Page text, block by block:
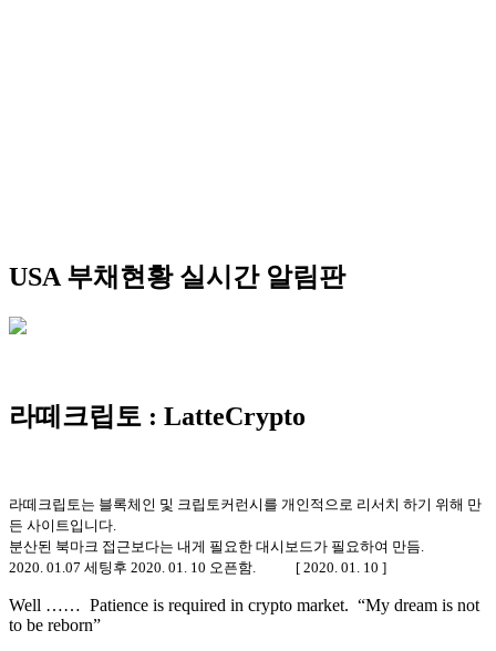
USA 부채현황 실시간 알림판
라떼크립토 : LatteCrypto
라떼크립토는 블록체인 및 크립토커런시를 개인적으로 리서치 하기 위해 만
든 사이트입니다.
분산된 북마크 접근보다는 내게 필요한 대시보드가 필요하여 만듬.
2020. 01.07 세팅후 2020. 01. 10 오픈함. [ 2020. 01. 10 ]
Well …… Patience is required in crypto market. “My dream is not
to be reborn”